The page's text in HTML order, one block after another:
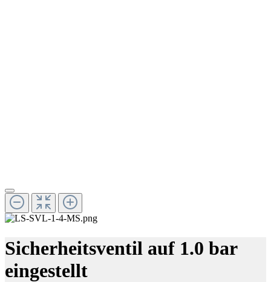
Sicherheitsventil auf 1.0 bar
eingestellt